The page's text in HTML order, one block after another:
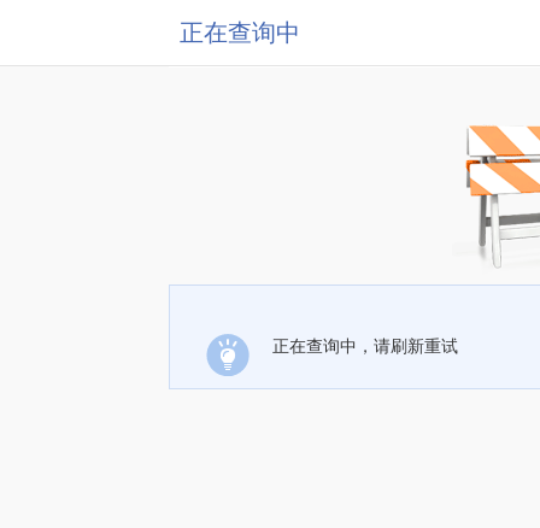
正在查询中
正在查询中，请刷新重试